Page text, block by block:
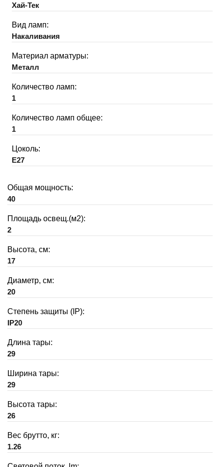
Хай-Тек
Вид ламп:
Накаливания
Материал арматуры:
Металл
Количество ламп:
1
Количество ламп общее:
1
Цоколь:
E27
Общая мощность:
40
Площадь освещ.(м2):
2
Высота, см:
17
Диаметр, см:
20
Степень защиты (IP):
IP20
Длина тары:
29
Ширина тары:
29
Высота тары:
26
Вес брутто, кг:
1.26